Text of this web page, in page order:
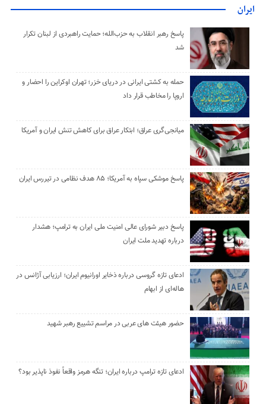
ایران
پاسخ رهبر انقلاب به حزب‌الله؛ حمایت راهبردی از لبنان تکرار
شد
حمله به کشتی ایرانی در دریای خزر؛ تهران اوکراین را احضار و
اروپا را مخاطب قرار داد
میانجی‌گری عراق؛ ابتکار عراق برای کاهش تنش ایران و آمریکا
پاسخ موشکی سپاه به آمریکا؛ ۸۵ هدف نظامی در تیررس ایران
پاسخ دبیر شورای عالی امنیت ملی ایران به ترامپ؛ هشدار
درباره تهدید ملت ایران
ادعای تازه گروسی درباره ذخایر اورانیوم ایران؛ ارزیابی آژانس در
هاله‌ای از ابهام
حضور هیئت‌ های عربی در مراسم تشییع رهبر شهید
ادعای تازه ترامپ درباره ایران؛ تنگه هرمز واقعاً نفوذ ناپذیر بود؟